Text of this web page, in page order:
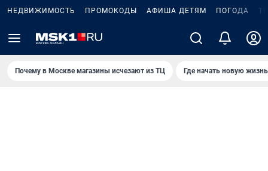
НЕДВИЖИМОСТЬ ПРОМОКОДЫ АФИША ДЕТЯМ ПОГОДА
Почему в Москве магазины исчезают из ТЦ Где начать новую